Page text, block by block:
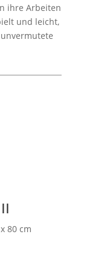
ihre Arbeiten
und leicht,
80 cm